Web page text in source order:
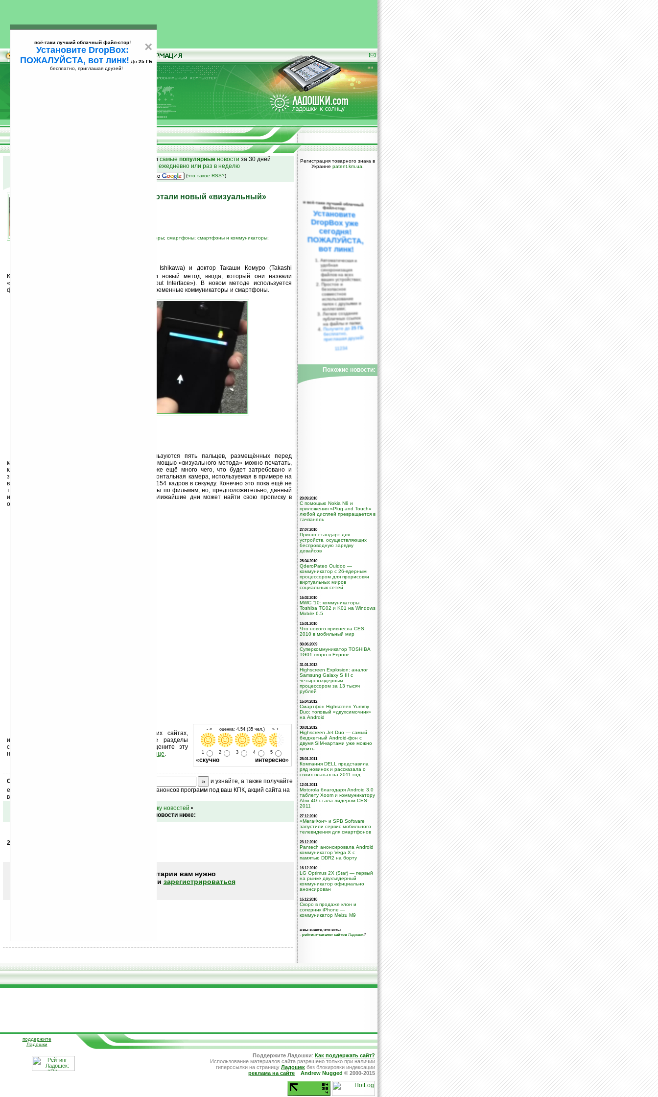
25
и самые популярные новости за 30 дней
на email ежедневно или раз в неделю
(что такое RSS?)
Японские учёные разработали новый «визуальный»
коммуникаторы; смартфоны; смартфоны и коммуникаторы;
рофессор Масатоши Ишикава (Masatoshi Ishikawa) и доктор Такаши Комуро (Takashi
Komuro) из Токийского университета разработали новый метод ввода, который они назвали
«Визуальный интерфейс ввода» («vision-based Input Interface»). В новом методе используется
фронтальная камера, которой оснащены многие современные коммуникаторы и смартфоны.
Так вот, собственно для управления используются пять пальцев, размещённых перед
камерой. В зависимости от положения пальцев с помощью «визуального метода» можно печатать,
кликать, просматривать и зумировать фото, а также ещё много чего, что будет затребовано и
запрограммировано для отдельных приложений. Фронтальная камера, используемая в примере на
видеоролике имеет высокоскоростной сенсор — до 154 кадров в секунду. Конечно это пока ещё не
тот футуристический интерфейс, с каким мы знакомы по фильмам, но, предположительно, данный
интуитивный пользовательский интерфейс уже в ближайшие дни может найти свою прописку в
одном из современных устройств.
- « оценка: 4.54 (35 чел.) » +
1 2 3 4 5
«скучно интересно»
Устанавливайте линк на Ладошки на своих сайтах,
изучайте коммерческую информацию, посещайте разделы
сайта (форум, чат, новости, файлы, прочие). Оцените эту
новость и оставьте свой комментарий
ниже на странице.
Скоро
и узнайте, а также получайте
ежедневный или еженедельный дайджест новостей, анонсов программ под ваш КПК, акций сайта на
ваш почтовый ящик.
вернуться к списку новостей •
Обсуждение этой новости ниже:
20.02.2010
Чтобы писать комментарии вам нужно
или зарегистрироваться
Регистрация товарного знака в
Украине patent.km.ua
×
всё-таки лучший облачный файл-стор!
Установите DropBox:
ПОЖАЛУЙСТА, вот линк! До 25 ГБ
бесплатно, приглашая друзей!
и всё-таки лучший облачный
файл-стор:
Установите
DropBox уже
сегодня!
ПОЖАЛУЙСТА,
вот линк!
Автоматическая и
удобная
синхронизация
файлов на всех
ваших устройствах;
Простое и
безопасное
совместное
использование
папок с друзьями и
коллегами;
Легкое создание
публичных ссылок
на файлы и папки;
Получите до25 ГБ
бесплатно,
приглашая друзей!
11234
Похожие новости:
20.09.2010
С помощью Nokia N8 и
приложения «Plug and Touch»
любой дисплей превращается в
тачпанель
27.07.2010
Принят стандарт для
устройств, осуществляющих
беспроводную зарядку
девайсов
28.04.2010
QderoPateo Ouidoo —
коммуникатор с 26-ядерным
процессором для прорисовки
виртуальных миров
социальных сетей
16.02.2010
MWC '10: коммуникаторы
Toshiba TG02 и K01 на Windows
Mobile 6.5
15.01.2010
Что нового привнесла CES
2010 в мобильный мир
30.06.2009
Суперкоммуникатор TOSHIBA
TG01 скоро в Европе
31.01.2013
Highscreen Explosion: аналог
Samsung Galaxy S III с
четырехъядерным
процессором за 13 тысяч
рублей
16.04.2012
Смартфон Highscreen Yummy
Duo: топовый «двухсимочник»
на Android
30.01.2012
Highscreen Jet Duo — самый
бюджетный Android-фон с
двумя SIM-картами уже можно
купить
25.01.2011
Компания DELL представила
ряд новинок и рассказала о
своих планах на 2011 год
12.01.2011
Motorola благодаря Android 3.0
таблету Xoom и коммуникатору
Atrix 4G стала лидером CES-
2011
27.12.2010
«МегаФон» и SPB Software
запустили сервис мобильного
телевидения для смартфонов
23.12.2010
Pantech анонсировала Android
коммуникатор Vega X с
памятью DDR2 на борту
16.12.2010
LG Optimus 2X (Star) — первый
на рынке двухъядерный
коммуникатор официально
анонсирован
16.12.2010
Скоро в продаже клон и
соперник iPhone —
коммуникатор Meizu M9
а вы знаете, что есть:
- рейтинг-каталог сайтов Ладошек?
поддержите
Ладошки
Поддержите Ладошки: Как поддержать сайт?
Использование материалов сайта разрешено только при наличии
гиперссылки на страницу Ладошек без блокировки индексации
реклама на сайте
Andrew Nugged © 2000-2015